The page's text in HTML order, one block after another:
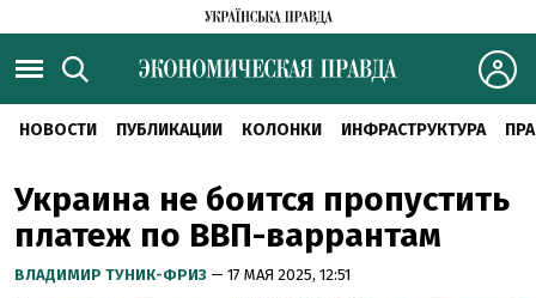
НОВОСТИ ПУБЛИКАЦИИ КОЛОНКИ ИНФРАСТРУКТУРА
Украина не боится пропустить
платеж по ВВП-варрантам
ВЛАДИМИР ТУНИК-ФРИЗ — 17 МАЯ 2025, 12:51